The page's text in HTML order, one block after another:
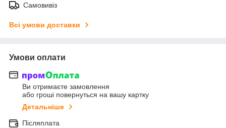
Самовивіз
Всі умови доставки
Умови оплати
Ви отримаєте замовлення
або гроші повернуться на вашу картку
Детальніше
Післяплата